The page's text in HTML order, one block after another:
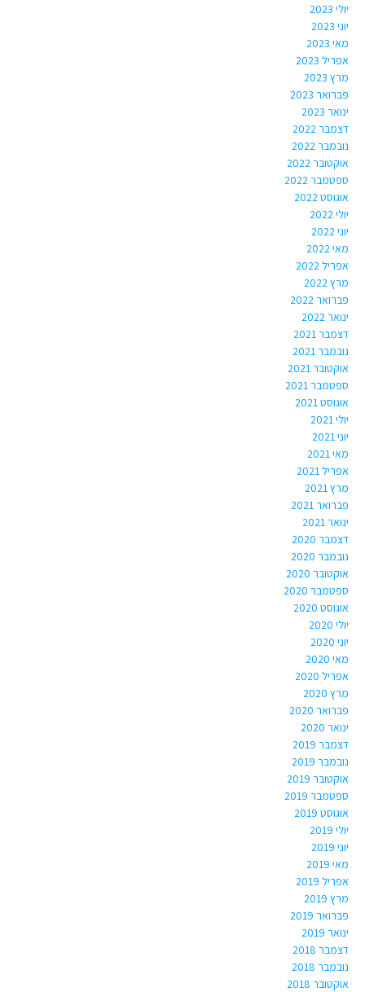
יולי 2023
יוני 2023
מאי 2023
אפריל 2023
מרץ 2023
פברואר 2023
ינואר 2023
דצמבר 2022
נובמבר 2022
אוקטובר 2022
ספטמבר 2022
אוגוסט 2022
יולי 2022
יוני 2022
מאי 2022
אפריל 2022
מרץ 2022
פברואר 2022
ינואר 2022
דצמבר 2021
נובמבר 2021
אוקטובר 2021
ספטמבר 2021
אוגוסט 2021
יולי 2021
יוני 2021
מאי 2021
אפריל 2021
מרץ 2021
פברואר 2021
ינואר 2021
דצמבר 2020
נובמבר 2020
אוקטובר 2020
ספטמבר 2020
אוגוסט 2020
יולי 2020
יוני 2020
מאי 2020
אפריל 2020
מרץ 2020
פברואר 2020
ינואר 2020
דצמבר 2019
נובמבר 2019
אוקטובר 2019
ספטמבר 2019
אוגוסט 2019
יולי 2019
יוני 2019
מאי 2019
אפריל 2019
מרץ 2019
פברואר 2019
ינואר 2019
דצמבר 2018
נובמבר 2018
אוקטובר 2018